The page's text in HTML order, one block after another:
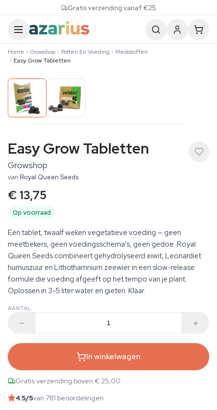
Gratis verzending vanaf €25
Home Growshop Potten En Voeding
Meststoffen
Easy Grow Tabletten
Easy Grow Tabletten
Growshop
van Royal Queen Seeds
€ 13,75
Op voorraad
Eén tablet, twaalf weken vegetatieve voeding — geen
meetbekers, geen voedingsschema's, geen gedoe. Royal
Queen Seeds combineert gehydrolyseerd eiwit, Leonardiet
humuszuur en Lithothamnium zeewier in een slow-release
formule die voeding afgeeft op het tempo van je plant.
Oplossen in 3-5 liter water en gieten. Klaar.
AANTAL
In winkelwagen
Gratis verzending boven € 25,00
4.5/5van 781 beoordelingen